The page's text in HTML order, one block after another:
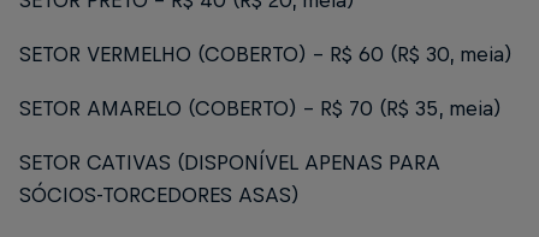
SETOR VERMELHO (COBERTO) - R$ 60 (R$ 30, meia)
SETOR AMARELO (COBERTO) - R$ 70 (R$ 35, meia)
SETOR CATIVAS (DISPONÍVEL APENAS PARA
SÓCIOS-TORCEDORES ASAS)